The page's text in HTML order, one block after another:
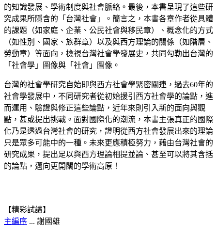
的知識發展、學術制度與社會脈絡。最後，本書呈現了這些研
究成果所隱含的「台灣社會」。簡言之，本書各章作者從具體
的課題（如家庭、企業、公民社會與移民章）、概念化的方式
（如性別、國家、族群章）以及與西方理論的關係（如階層、
勞動章）等面向，檢視台灣社會學發展史，共同勾勒出台灣的
「社會學」圖像與「社會」圖像。
台灣的社會學研究自始即與西方社會學緊密關連，過去60年的
社會學發展中，不同研究者從初始援引西方社會學的論點，進
而運用、驗證與修正這些論點，近年來則引入新的面向與觀
點，甚或提出挑戰。面對國際化的潮流，本書主張真正的國際
化乃是透過台灣社會的研究，證明從西方社會發展出來的理論
只是眾多可能中的一種。未來更應積極努力，藉由台灣社會的
研究成果，提出足以與西方理論相提並論、甚至可以將其含括
的論點，邁向更開闊的學術高原！
【精彩試讀】
主編序 ... 謝國雄